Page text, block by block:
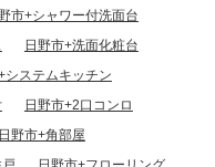
市+シャワー付洗面台
日野市+洗面化粧台
システムキッチン
日野市+2口コンロ
日野市+角部屋